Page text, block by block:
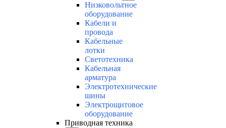
Низковольтное
оборудование
Кабели и
провода
Кабельные
лотки
Светотехника
Кабельная
арматура
Электротехнические
шины
Электрощитовое
оборудование
Приводная техника